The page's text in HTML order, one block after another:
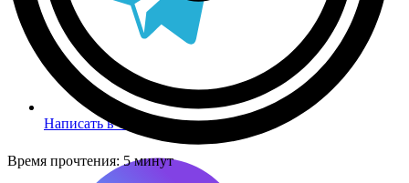
Написать в Телеграм
Время прочтения: 5 минут